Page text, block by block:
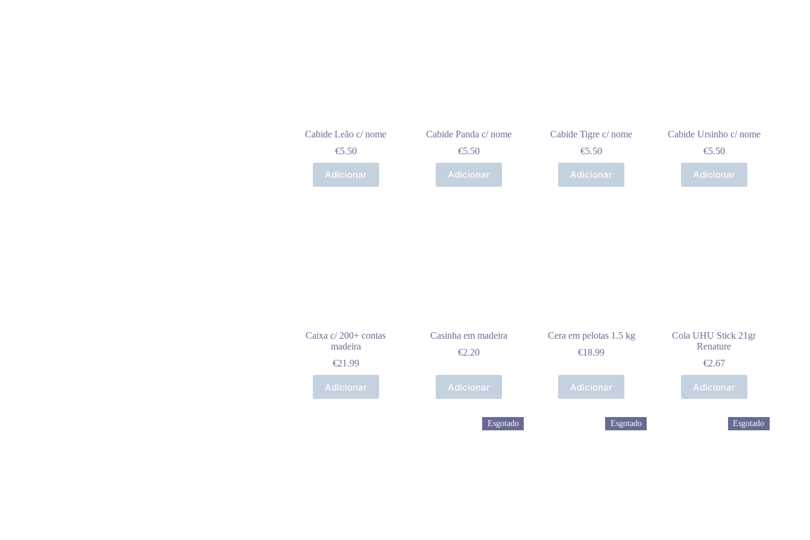
Cabide Leão c/ nome
€5.50
Adicionar
Cabide Panda c/ nome
€5.50
Adicionar
Cabide Tigre c/ nome
€5.50
Adicionar
Cabide Ursinho c/ nome
€5.50
Adicionar
Caixa c/ 200+ contas
madeira
€21.99
Adicionar
Casinha em madeira
€2.20
Adicionar
Cera em pelotas 1.5 kg
€18.99
Adicionar
Cola UHU Stick 21gr
Renature
€2.67
Adicionar
Esgotado Esgotado Esgotado